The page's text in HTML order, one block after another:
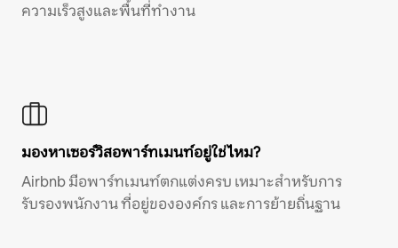
ความเร็วสูงและพื้นที่ทำงาน
มองหาเซอร์วิสอพาร์ทเมนท์อยู่ใช่ไหม?
Airbnb มีอพาร์ทเมนท์ตกแต่งครบ เหมาะสำหรับการ
รับรองพนักงาน ที่อยู่ขององค์กร และการย้ายถิ่นฐาน